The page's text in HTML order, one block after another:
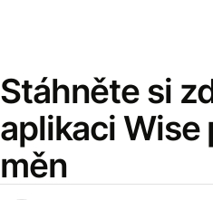
Stáhněte si
aplikaci Wise
měn